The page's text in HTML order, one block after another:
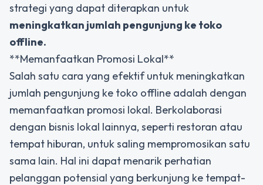
strategi yang dapat diterapkan untuk
meningkatkan jumlah pengunjung ke toko
offline.
**Memanfaatkan Promosi Lokal**
Salah satu cara yang efektif untuk meningkatkan
jumlah pengunjung ke toko offline adalah dengan
memanfaatkan promosi lokal. Berkolaborasi
dengan bisnis lokal lainnya, seperti restoran atau
tempat hiburan, untuk saling mempromosikan satu
sama lain. Hal ini dapat menarik perhatian
pelanggan potensial yang berkunjung ke tempat-